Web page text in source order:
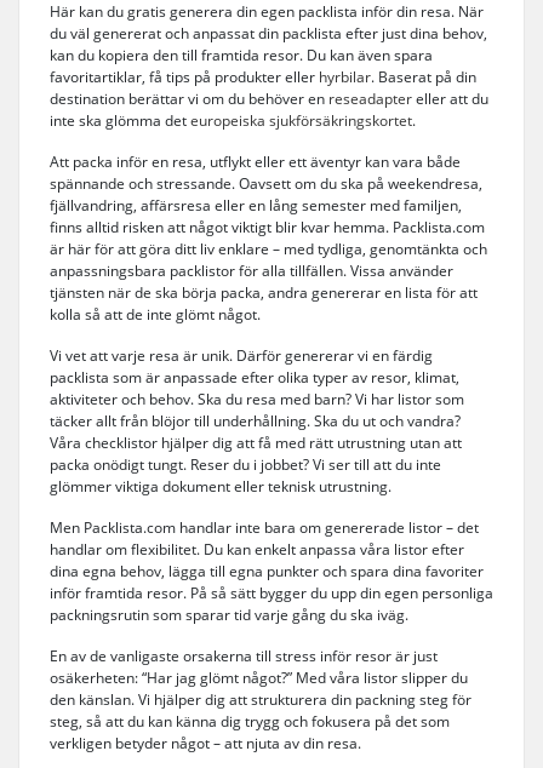
Här kan du gratis generera din egen packlista inför din resa. När
du väl genererat och anpassat din packlista efter just dina behov,
kan du kopiera den till framtida resor. Du kan även spara
favoritartiklar, få tips på produkter eller hyrbilar. Baserat på din
destination berättar vi om du behöver en reseadaptereller att du
inte ska glömma deteuropeiska sjukförsäkringskortet.
Att packa inför en resa, utflykt eller ett äventyr kan vara både
spännande och stressande. Oavsett om du ska på weekendresa,
fjällvandring, affärsresa eller en lång semester med familjen,
finns alltid risken att något viktigt blir kvar hemma. Packlista.com
är här för att göra ditt liv enklare – med tydliga, genomtänkta och
anpassningsbara packlistor för alla tillfällen. Vissa använder
tjänsten när de ska börja packa, andra genererar en lista för att
kolla så att de inte glömt något.
Vi vet att varje resa är unik. Därför genererar vi en färdig
packlista som är anpassade efter olika typer av resor, klimat,
aktiviteter och behov. Ska du resa med barn? Vi har listor som
täcker allt från blöjor till underhållning. Ska du ut och vandra?
Våra checklistor hjälper dig att få med rätt utrustning utan att
packa onödigt tungt. Reser du i jobbet? Vi ser till att du inte
glömmer viktiga dokument eller teknisk utrustning.
Men Packlista.com handlar inte bara om genererade listor – det
handlar om flexibilitet. Du kan enkelt anpassa våra listor efter
dina egna behov, lägga till egna punkter och spara dina favoriter
inför framtida resor. På så sätt bygger du upp din egen personliga
packningsrutin som sparar tid varje gång du ska iväg.
En av de vanligaste orsakerna till stress inför resor är just
osäkerheten: “Har jag glömt något?” Med våra listor slipper du
den känslan. Vi hjälper dig att strukturera din packning steg för
steg, så att du kan känna dig trygg och fokusera på det som
verkligen betyder något – att njuta av din resa.